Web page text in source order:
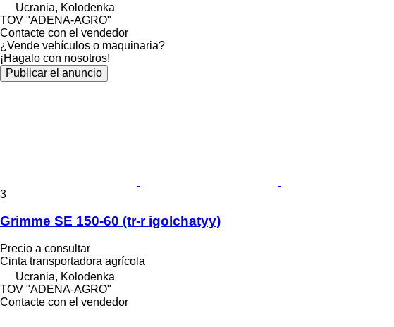
Ucrania, Kolodenka
TOV "ADENA-AGRO"
Contacte con el vendedor
¿Vende vehículos o maquinaria?
¡Hagalo con nosotros!
Publicar el anuncio
3
Grimme SE 150-60 (tr-r igolchatyy)
Precio a consultar
Cinta transportadora agrícola
Ucrania, Kolodenka
TOV "ADENA-AGRO"
Contacte con el vendedor